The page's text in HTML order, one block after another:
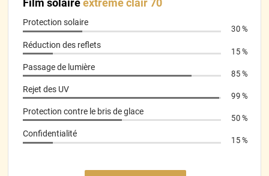
*****Il y a 464 jours
*****
Je recommande Article bien emballé Envoi rapide La coupe est
nickel Très Facile a appliquer Je suis satisfait
Il y a 489 jours
*****
elever et mettre du bon côté la vitre latérale n est pas un
Il y a 489 jours
Film solaireextrême clair 70
Protection solaire
30 %
Réduction des reflets
15 %
Passage de lumière
85 %
Rejet des UV
99 %
Protection contre le bris de glace
50 %
Confidentialité
15 %